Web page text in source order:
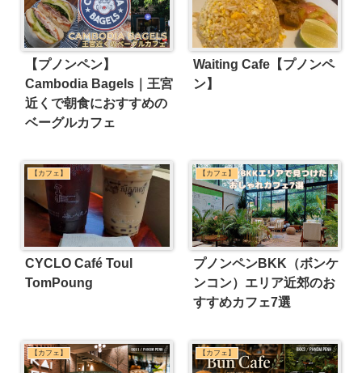
【プノンペン】
Cambodia Bagels｜王宮
近くで朝食におすすめの
ベーグルカフェ
Waiting Cafe【プノンペ
ン】
【カフェ】
CYCLO Café Toul
TomPoung
【カフェ】
プノンペンBKK（ボンケ
ンコン）エリア近郊のお
すすめカフェ7選
【カフェ】 【カフェ】